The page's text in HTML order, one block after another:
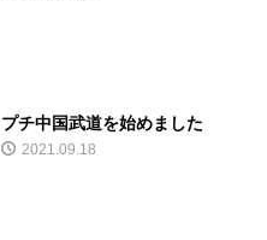
プチ中国武道を始めました
2021.09.18